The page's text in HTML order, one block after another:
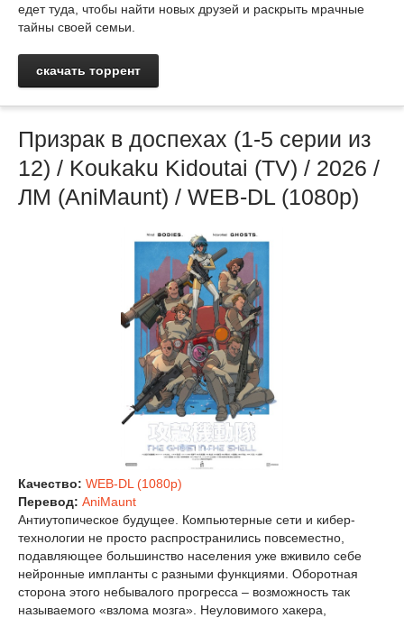
едет туда, чтобы найти новых друзей и раскрыть мрачные
тайны своей семьи.
скачать торрент
Призрак в доспехах (1-5 серии из
12) / Koukaku Kidoutai (TV) / 2026 /
ЛМ (AniMaunt) / WEB-DL (1080p)
Качество: WEB-DL (1080p)
Перевод: AniMaunt
Антиутопическое будущее. Компьютерные сети и кибер-
технологии не просто распространились повсеместно,
подавляющее большинство населения уже вживило себе
нейронные импланты с разными функциями. Оборотная
сторона этого небывалого прогресса – возможность так
называемого «взлома мозга». Неуловимого хакера,